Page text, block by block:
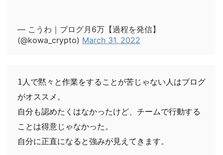
— こうわ｜ブログ月6万【過程を発信】
(@kowa_crypto) March 31, 2022
1人で黙々と作業をすることが苦じゃない人はブログ
がオススメ。
自分も認めたくはなかったけど、チームで行動する
ことは得意じゃなかった。
自分に正直になると強みが見えてきます。